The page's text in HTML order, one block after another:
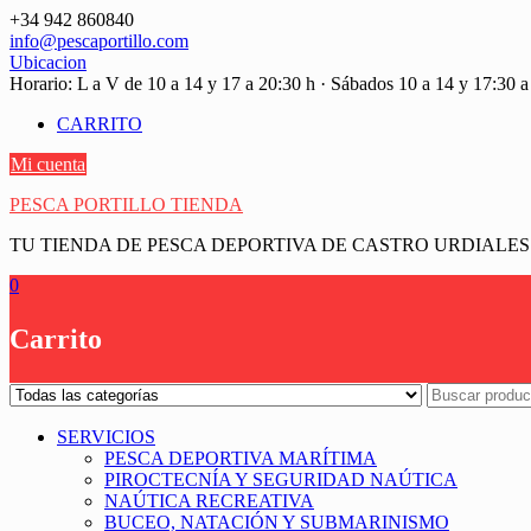
Saltar
contenido
+34 942 860840
info@pescaportillo.com
Ubicacion
Horario: L a V de 10 a 14 y 17 a 20:30 h · Sábados 10 a 14 y 17:30
CARRITO
Mi cuenta
PESCA PORTILLO TIENDA
TU TIENDA DE PESCA DEPORTIVA DE CASTRO URDIALES
0
Carrito
SERVICIOS
PESCA DEPORTIVA MARÍTIMA
PIROCTECNÍA Y SEGURIDAD NAÚTICA
NAÚTICA RECREATIVA
BUCEO, NATACIÓN Y SUBMARINISMO